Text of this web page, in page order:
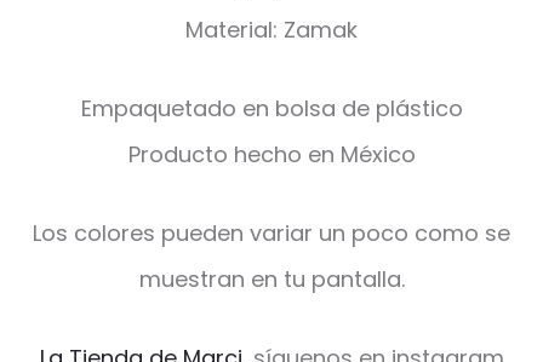
Material: Zamak
Empaquetado en bolsa de plástico
Producto hecho en México
Los colores pueden variar un poco como se
muestran en tu pantalla.